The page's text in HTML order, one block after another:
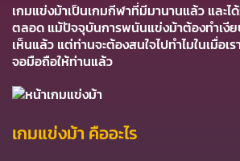
เกมแข่งม้าเป็นเกมกีฬาที่มีมานานแล้ว และไ
ตลอด แม้ปัจจุบันการพนันแข่งม้าต้องทำเงี
เห็นแล้ว แต่ท่านจะต้องสนใจไปทำไมในเมื่อเ
จอมือถือให้ท่านแล้ว
เกมแข่งม้า คืออะไร